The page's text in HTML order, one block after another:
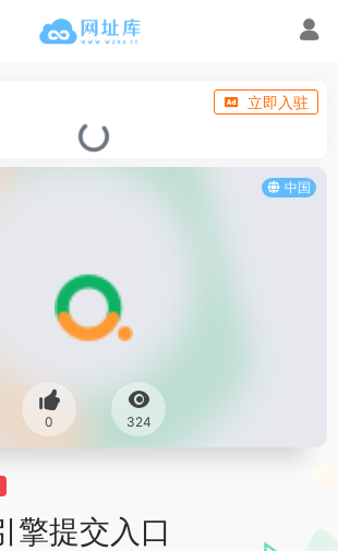
立即入驻
中国
0 324
擎提交入口